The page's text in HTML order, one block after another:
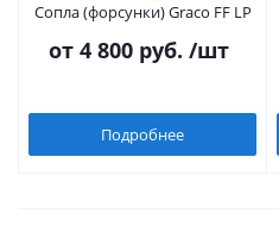
Сопла (форсунки) Graco FF LP
от 4 800 руб. /шт
Подробнее